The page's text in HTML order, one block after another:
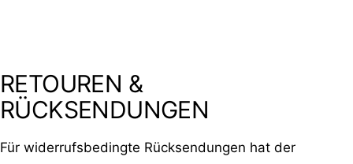
RETOUREN &
RÜCKSENDUNGEN
Für widerrufsbedingte Rücksendungen hat der